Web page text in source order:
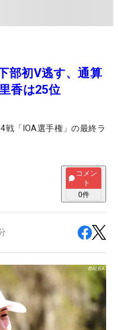
部初V逃す、通算
香は25位
戦「IOA選手権」の最終ラ
コメン
ト
0件